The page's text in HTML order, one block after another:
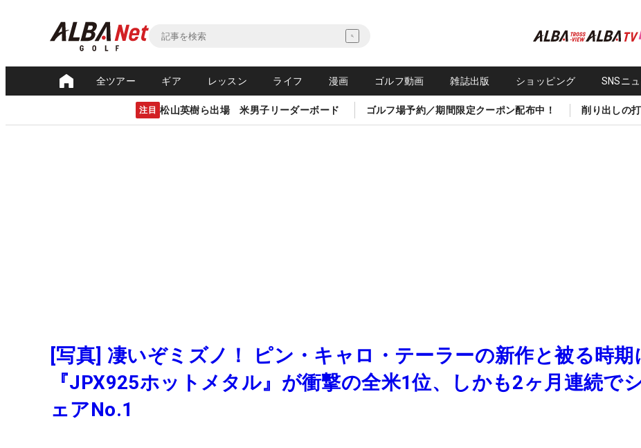
全ツアー ギア レッスン ライフ 漫画 ゴルフ動画 雑誌出版 ショッピング SNSニ
注目 松山英樹ら出場 米男子リーダーボード ゴルフ場予約／期間限定クーポン配布中！ 削り出しの
[写真] 凄いぞミズノ！ ピン・キャロ・テーラーの新作と被る時期
『JPX925ホットメタル』が衝撃の全米1位、しかも2ヶ月連続で
ェアNo.1